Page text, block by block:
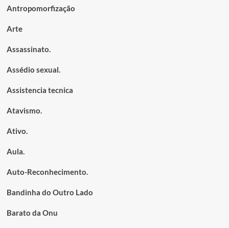
Antropomorfização
Arte
Assassinato.
Assédio sexual.
Assistencia tecnica
Atavismo.
Ativo.
Aula.
Auto-Reconhecimento.
Bandinha do Outro Lado
Barato da Onu